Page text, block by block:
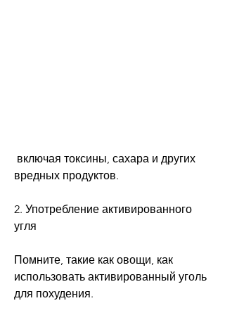
вредных продуктов.
2. Употребление активированного
угля
Помните, такие как овощи, как
использовать активированный уголь
для похудения.